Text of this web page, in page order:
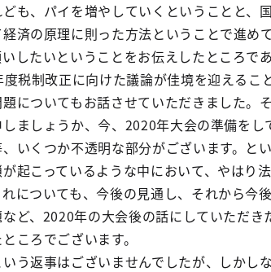
も、パイを増やしていくということと、
済の原理に則った方法ということで進め
したいということをお伝えしたところであ
税制改正に向けた議論が佳境を迎えるこ
題についてもお話させていただきました。
ましょうか、今、2020年大会の準備を
いくつか不透明な部分がございます。と
起こっているような中において、やはり
についても、今後の見通し、それから今
ど、2020年の大会後の話にしていただ
ころでございます。
いう返事はございませんでしたが、しかし